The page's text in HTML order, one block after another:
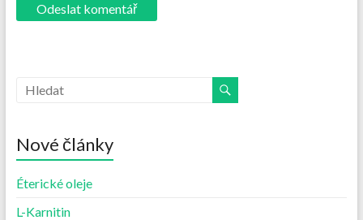
Nové články
Éterické oleje
L-Karnitin